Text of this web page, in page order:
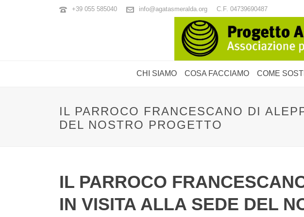
+39 055 585040 info@agatasmeralda.org C.F. 04739690487
CHI SIAMO COSA FACCIAMO COME
IL PARROCO FRANCESCANO DI
DEL NOSTRO PROGETTO
IL PARROCO
IN VISITA ALLA SEDE DEL